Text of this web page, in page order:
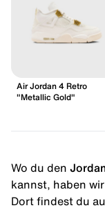
Air Jordan 4 Retro
"Metallic Gold"
Wo du den
kannst, haben
Dort findest du